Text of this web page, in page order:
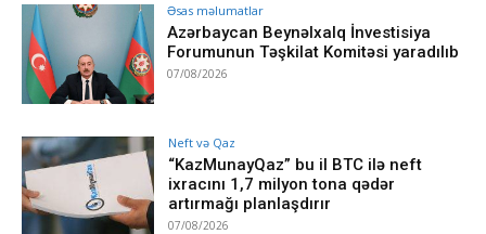
Əsas məlumatlar
Azərbaycan Beynəlxalq İnvestisiya
Forumunun Təşkilat Komitəsi yaradılıb
07/08/2026
Neft və Qaz
“KazMunayQaz” bu il BTC ilə neft
ixracını 1,7 milyon tona qədər
artırmağı planlaşdırır
07/08/2026